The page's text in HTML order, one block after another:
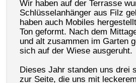
Wir haben auf der Terrasse
Schlüsselanhänger aus Filz
haben auch Mobiles
Ton geformt. Nach dem
und alt zusammen im Garten
sich auf der Wiese ausgeruht.
Dieses Jahr standen uns drei
zur Seite, die uns mit